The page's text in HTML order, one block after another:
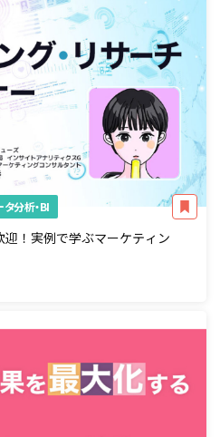
タ分析・BI
迎！実例で学ぶマーケティン